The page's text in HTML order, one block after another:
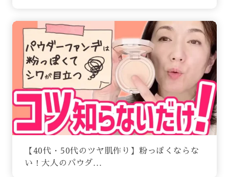
【40代・50代のツヤ肌作り】粉っぽくならな
い！大人のパウダ...